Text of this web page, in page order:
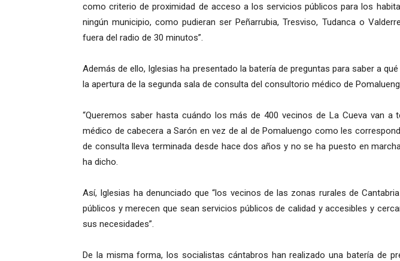
como criterio de proximidad de acceso a los servicios públicos para los
ningún municipio, como pudieran ser Peñarrubia, Tresviso, Tudanca o
fuera del radio de 30 minutos”.
Además de ello, Iglesias ha presentado la batería de preguntas para saber a
la apertura de la segunda sala de consulta del consultorio médico de
“Queremos saber hasta cuándo los más de 400 vecinos de La Cueva van a
médico de cabecera a Sarón en vez de al de Pomaluengo como les
de consulta lleva terminada desde hace dos años y no se ha puesto en
ha dicho.
Así, Iglesias ha denunciado que “los vecinos de las zonas rurales de
públicos y merecen que sean servicios públicos de calidad y accesibles y
sus necesidades”.
De la misma forma, los socialistas cántabros han realizado una batería de